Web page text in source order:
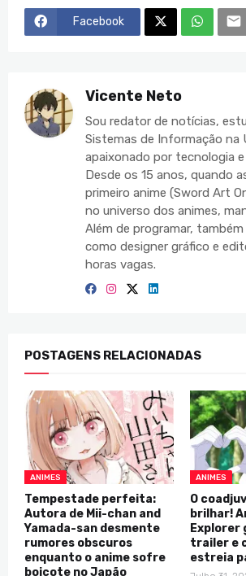
Facebook
Vicente Neto
Sou redator de notícias,
Sistemas de Informação na
apaixonado por tecnologia e
Desde os 15 anos, quando
primeiro anime (Sword Art
no universo dos animes,
Além de programar,
como designer gráfico e
horas vagas.
POSTAGENS RELACIONADAS
ANIMES
Tempestade perfeita:
Autora de Mii-chan and
Yamada-san desmente
rumores obscuros
enquanto o anime sofre
boicote no Japão
ANIMES
O
brilhar!
Explorer
trailer e
estreia